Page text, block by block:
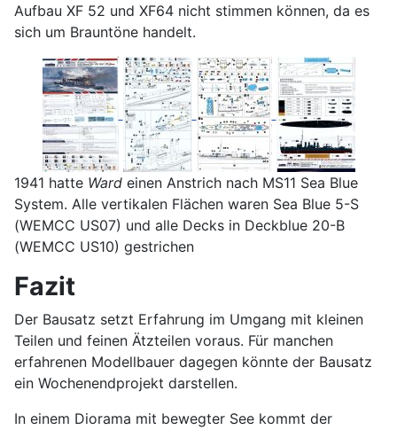
Aufbau XF 52 und XF64 nicht stimmen können, da es
sich um Brauntöne handelt.
1941 hatte Ward einen Anstrich nach MS11 Sea Blue
System. Alle vertikalen Flächen waren Sea Blue 5-S
(WEMCC US07) und alle Decks in Deckblue 20-B
(WEMCC US10) gestrichen
Fazit
Der Bausatz setzt Erfahrung im Umgang mit kleinen
Teilen und feinen Ätzteilen voraus. Für manchen
erfahrenen Modellbauer dagegen könnte der Bausatz
ein Wochenendprojekt darstellen.
In einem Diorama mit bewegter See kommt der